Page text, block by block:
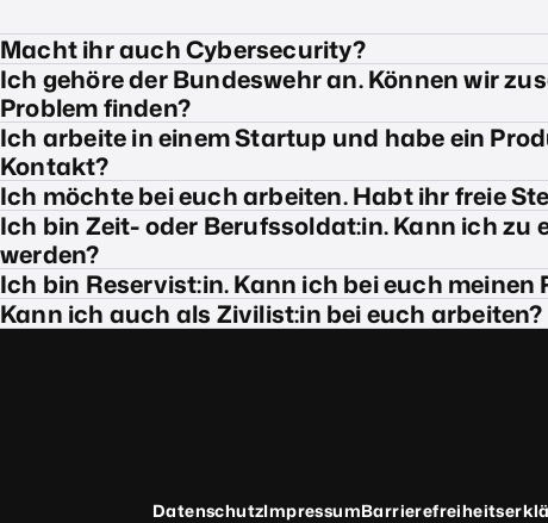
Macht ihr auch Cybersecurity?
Ich gehöre der Bundeswehr an. Können wir
Problem finden?
Ich arbeite in einem Startup und habe ein
Kontakt?
Ich möchte bei euch arbeiten. Habt ihr freie
Ich bin Zeit- oder Berufssoldat:in. Kann ich
werden?
Ich bin Reservist:in. Kann ich bei euch meinen
Kann ich auch als Zivilist:in bei euch arbeiten?
DatenschutzImpressum